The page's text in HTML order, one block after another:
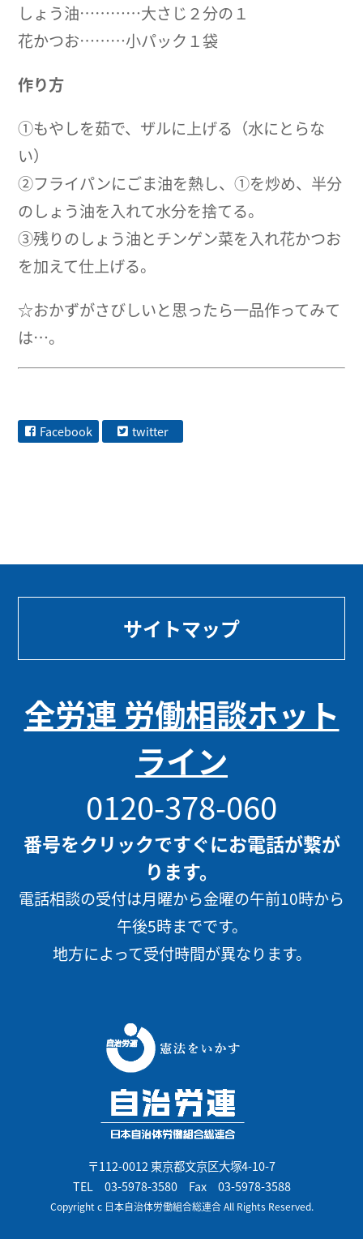
しょう油…………大さじ２分の１
花かつお………小パック１袋
作り方
①もやしを茹で、ザルに上げる（水にとらな
い）
②フライパンにごま油を熱し、①を炒め、半分
のしょう油を入れて水分を捨てる。
③残りのしょう油とチンゲン菜を入れ花かつお
を加えて仕上げる。
☆おかずがさびしいと思ったら一品作ってみて
は…。
Facebook twitter
サイトマップ
全労連 労働相談ホット
ライン
0120-378-060
番号をクリックですぐにお電話が繋が
ります。
電話相談の受付は月曜から金曜の午前10時から
午後5時までです。
地方によって受付時間が異なります。
〒112-0012 東京都文京区大塚4-10-7
TEL 03-5978-3580Fax 03-5978-3588
Copyright c 日本自治体労働組合総連合 All Rights Reserved.